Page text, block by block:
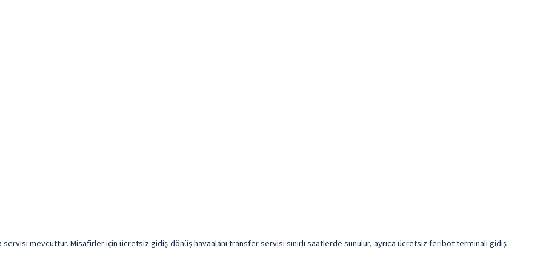
servisi mevcuttur. Misafirler için ücretsiz gidiş-dönüş havaalanı transfer servisi sınırlı saatlerde sunulur, ayrıca ücretsiz feribot terminali gidiş